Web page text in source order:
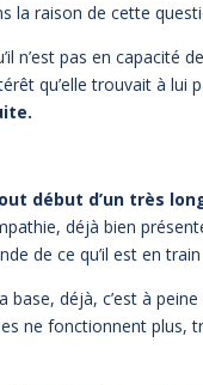
la raison de cette
n’est pas en capacité
qu’elle trouvait à lui
début d’un très
déjà bien
de ce qu’il est en train
déjà, c’est à peine
ne fonctionnent plus,